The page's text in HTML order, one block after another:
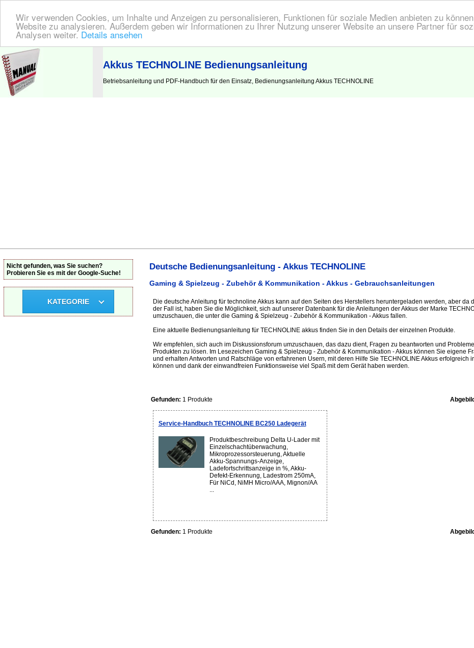
Wir verwenden Cookies, um Inhalte und Anzeigen zu personalisieren, Funktionen für soziale Medien anbieten zu
Website zu analysieren. Außerdem geben wir Informationen zu Ihrer Nutzung unserer Website an unsere Partner für
Analysen weiter. Details ansehen
BEDIENUNGSANLEITUNG | Hier finden Sie die deutsche Anleitung!
Akkus TECHNOLINE Bedienungsanleitung
Betriebsanleitung und PDF-Handbuch für den Einsatz, Bedienungsanleitung Akkus TECHNOLINE
Deutsche Bedienungsanleitung - Akkus TECHNOLINE
Gaming & Spielzeug - Zubehör & Kommunikation - Akkus - Gebrauchsanleitungen
Die deutsche Anleitung für technoline Akkus kann auf den Seiten des Herstellers heruntergeladen werden, aber da
der Fall ist, haben Sie die Möglichkeit, sich auf unserer Datenbank für die Anleitungen der Akkus der Marke
umzuschauen, die unter die Gaming & Spielzeug - Zubehör & Kommunikation - Akkus fallen.
Eine aktuelle Bedienungsanleitung für TECHNOLINE akkus finden Sie in den Details der einzelnen Produkte.
Wir empfehlen, sich auch im Diskussionsforum umzuschauen, das dazu dient, Fragen zu beantworten und
Produkten zu lösen. Im Lesezeichen Gaming & Spielzeug - Zubehör & Kommunikation - Akkus können Sie eigene
und erhalten Antworten und Ratschläge von erfahrenen Usern, mit deren Hilfe Sie TECHNOLINE Akkus erfolgreich
können und dank der einwandfreien Funktionsweise viel Spaß mit dem Gerät haben werden.
Gefunden: 1 Produkte
Service-Handbuch TECHNOLINE BC250 Ladegerät
Produktbeschreibung Delta U-Lader mit
Einzelschachtüberwachung,
Mikroprozessorsteuerung, Aktuelle
Akku-Spannungs-Anzeige,
Ladefortschrittsanzeige in %, Akku-
Defekt-Erkennung, Ladestrom 250mA,
Für NiCd, NiMH Micro/AAA, Mignon/AA
...
Gefunden: 1 Produkte
Nicht gefunden, was Sie suchen?
Probieren Sie es mit der Google-Suche!
KATEGORIE